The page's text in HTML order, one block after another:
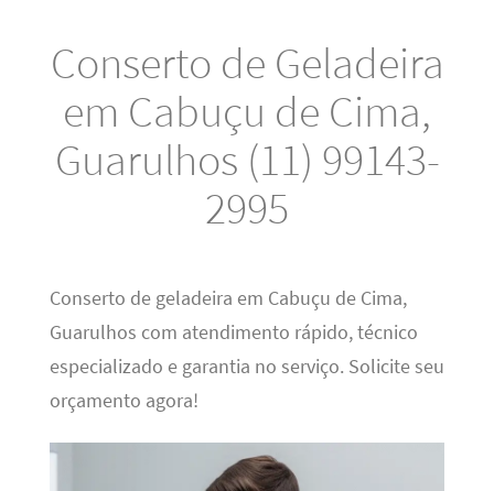
Conserto de Geladeira
em Cabuçu de Cima,
Guarulhos (11) 99143-
2995
Conserto de geladeira em Cabuçu de Cima,
Guarulhos com atendimento rápido, técnico
especializado e garantia no serviço. Solicite seu
orçamento agora!